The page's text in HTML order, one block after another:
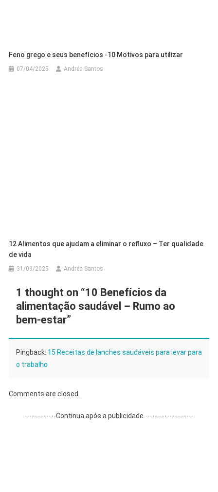
Feno grego e seus benefícios -10 Motivos para utilizar
07/04/2025 Andréa Santos
12 Alimentos que ajudam a eliminar o refluxo – Ter qualidade
de vida
31/03/2025 Andréa Santos
1 thought on “10 Benefícios da
alimentação saudável – Rumo ao
bem-estar”
Pingback: 15 Receitas de lanches saudáveis para levar para
o trabalho
Comments are closed.
-------------Continua após a publicidade --------------------